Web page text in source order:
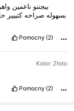
بيجننو ناعمين
بسهوله صراحه كتييير
Pomocny (2)
Kolor: Złoto
Pomocny (2)